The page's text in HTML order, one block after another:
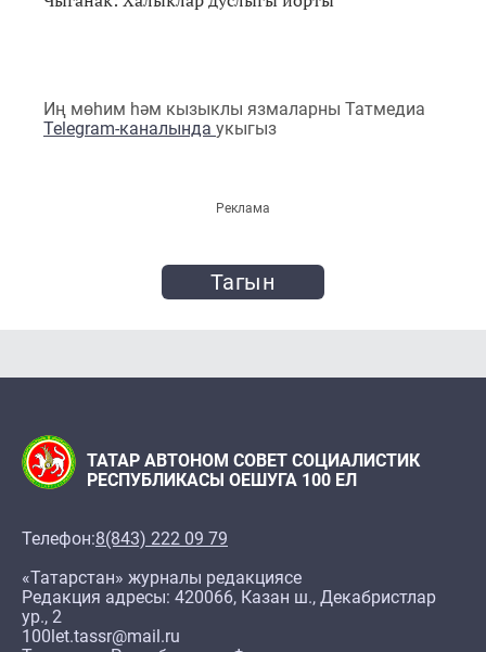
Иң мөһим һәм кызыклы язмаларны Татмедиа
Telegram-каналында укыгыз
Реклама
Тагын
ТАТАР АВТОНОМ СОВЕТ СОЦИАЛИСТИК
РЕСПУБЛИКАСЫ ОЕШУГА 100 ЕЛ
Телефон:8(843) 222 09 79
«Татарстан» журналы редакциясе
Редакция адресы: 420066, Казан ш., Декабристлар
ур., 2
100let.tassr@mail.ru